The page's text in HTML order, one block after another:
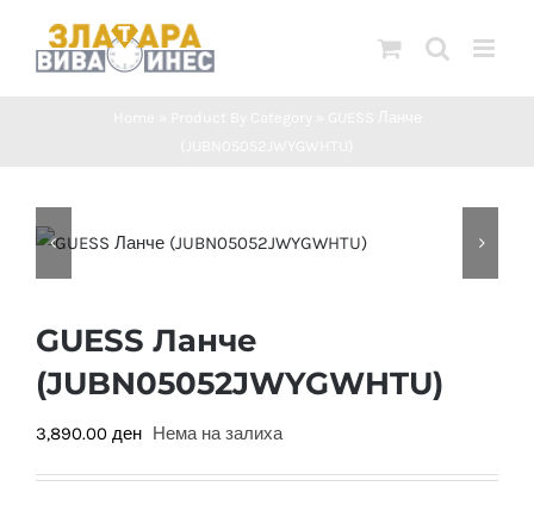
GUESS Ланче
(JUBN05052JWYGWHTU)
3,890.00 ден Нема на залиха